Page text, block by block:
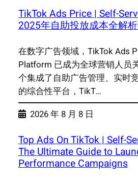
TikTok Ads Price | Self-
2025年自助投放成本全解
在数字广告领域，TikTok Ads
Platform 已成为全球营销人员
个集成了自助广告管理、实时
的综合性平台，TikT…
2026 年 8 月 8 日
Top Ads On TikTok | Self-
The Ultimate Guide to
Performance Campaigns